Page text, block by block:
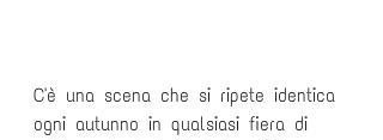
C'è una scena che si ripete identica
ogni autunno in qualsiasi fiera di